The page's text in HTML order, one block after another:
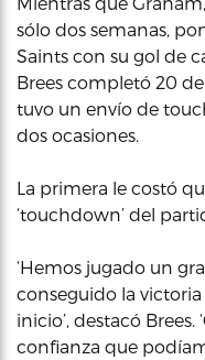
sólo dos semanas,
Saints con su gol de
Brees completó 20
tuvo un envío de
dos ocasiones.
La primera le costó
‘touchdown’ del
‘Hemos jugado un
conseguido la
inicio’, destacó
confianza que